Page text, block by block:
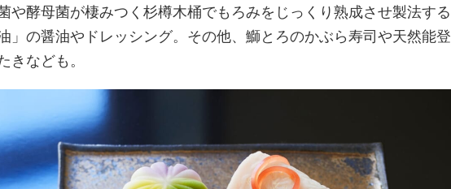
や酵母菌が棲みつく杉樽木桶でもろみをじっくり熟成させ製法する
」の醤油やドレッシング。その他、鰤とろのかぶら寿司や天然能登
きなども。